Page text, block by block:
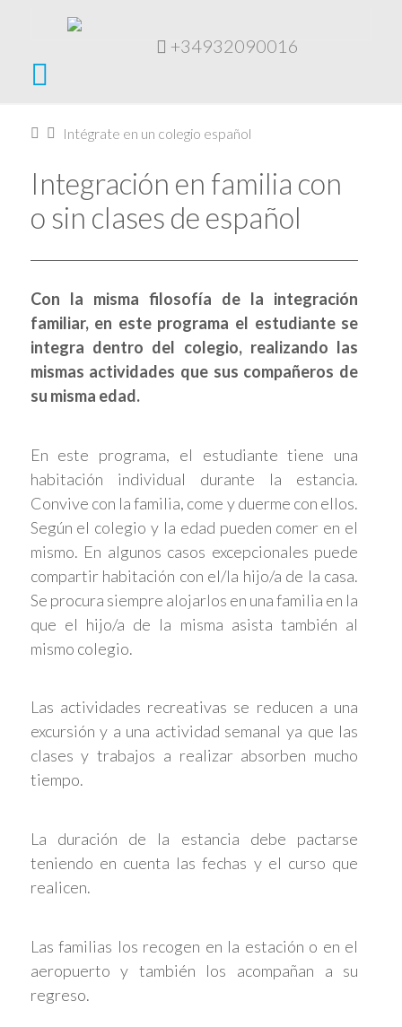
+34932090016
HomeIntégrate en un colegio español
Integración en familia con
o sin clases de español
Con la misma filosofía de la integración
familiar, en este programa el estudiante se
integra dentro del colegio, realizando las
mismas actividades que sus compañeros de
su misma edad.
En este programa, el estudiante tiene una
habitación individual durante la estancia.
Convive con la familia, come y duerme con ellos.
Según el colegio y la edad pueden comer en el
mismo. En algunos casos excepcionales puede
compartir habitación con el/la hijo/a de la casa.
Se procura siempre alojarlos en una familia en la
que el hijo/a de la misma asista también al
mismo colegio.
Las actividades recreativas se reducen a una
excursión y a una actividad semanal ya que las
clases y trabajos a realizar absorben mucho
tiempo.
La duración de la estancia debe pactarse
teniendo en cuenta las fechas y el curso que
realicen.
Las familias los recogen en la estación o en el
aeropuerto y también los acompañan a su
regreso.